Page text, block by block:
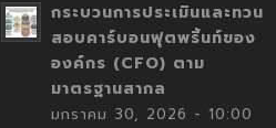
กระบวนการประเมินและทวน
สอบคาร์บอนฟุตพริ้นท์ของ
องค์กร (CFO) ตาม
มาตรฐานสากล
มกราคม 30, 2026 - 10:00